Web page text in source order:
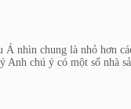
nhìn chung là nhỏ hơn
Anh chú ý có một số nhà